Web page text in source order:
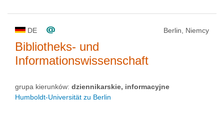
DE Berlin, Niemcy
Bibliotheks- und
Informationswissenschaft
grupa kierunków: dziennikarskie, informacyjne
Humboldt-Universität zu Berlin